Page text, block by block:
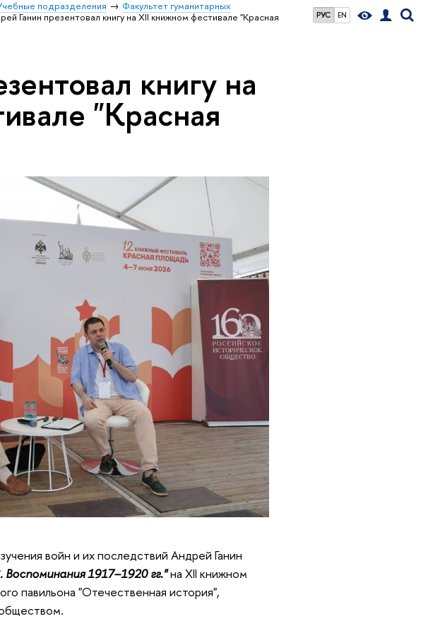
РУС EN
подразделения
Факультет гуманитарных
Ганин презентовал книгу на XII книжном фестивале "Красная
книгу на
"Красная
войн и их последствий Андрей Ганин
1917–1920 гг."на XII книжном
павильона "Отечественная история",